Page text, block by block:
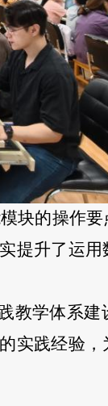
块的操作
提升了运
教学体系
实践经验